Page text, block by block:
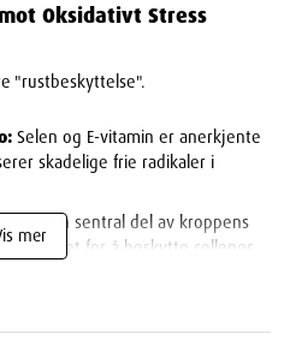
Oksidativt Stress
"rustbeskyttelse".
Selen og E-vitamin er anerkjente
skadelige frie radikaler i
er en sentral del av kroppens
designet for å beskytte cellenes
til å opprettholde normal
mer